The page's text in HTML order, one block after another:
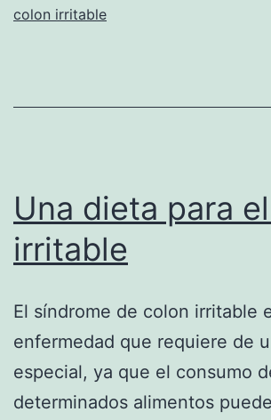
colon irritable
Una dieta para
irritable
El síndrome de colon irritable
enfermedad que requiere de
especial, ya que el consumo
determinados alimentos